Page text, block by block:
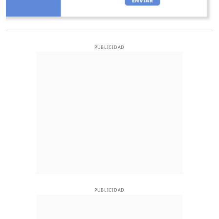
PUBLICIDAD
PUBLICIDAD